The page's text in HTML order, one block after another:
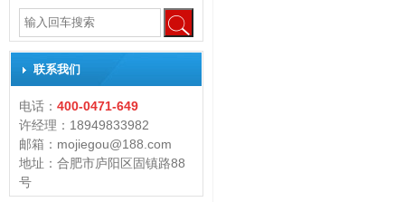
联系我们
电话： 400-0471-649
许经理：18949833982
邮箱：mojiegou@188.com
地址：合肥市庐阳区固镇路88
号